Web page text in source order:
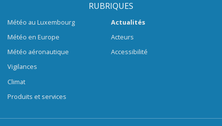
RUBRIQUES
Météo au Luxembourg
Météo en Europe
Météo aéronautique
Vigilances
Climat
Produits et services
Actualités
Acteurs
Accessibilité